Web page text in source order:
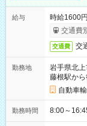
給与
時給1600円
交通費
交通費 交
勤務地
岩手県北
藤根駅か
自動車
勤務時間